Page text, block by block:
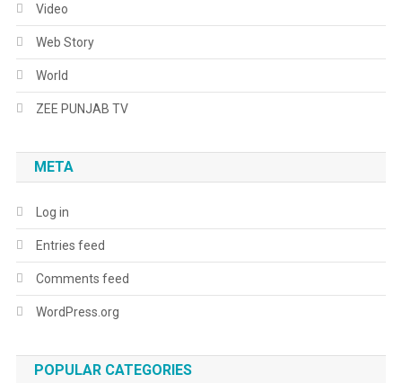
Video
Web Story
World
ZEE PUNJAB TV
META
Log in
Entries feed
Comments feed
WordPress.org
POPULAR CATEGORIES